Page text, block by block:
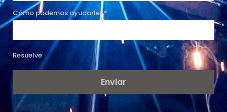
Cómo podemos ayudarle?*
Resuelve
Enviar